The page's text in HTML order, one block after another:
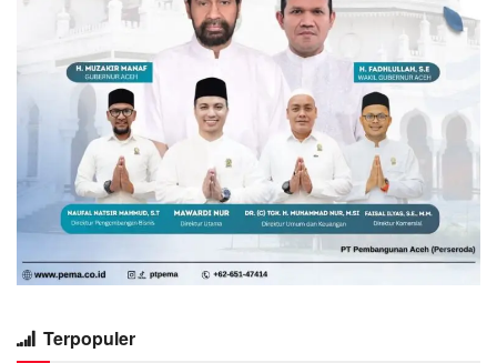
Terpopuler